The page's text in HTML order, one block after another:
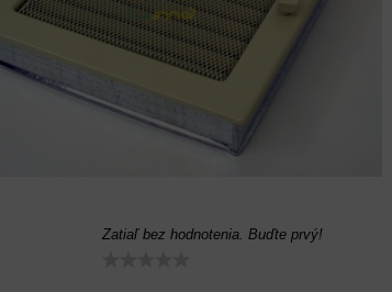
Zatiaľ bez hodnotenia. Buďte prvý!